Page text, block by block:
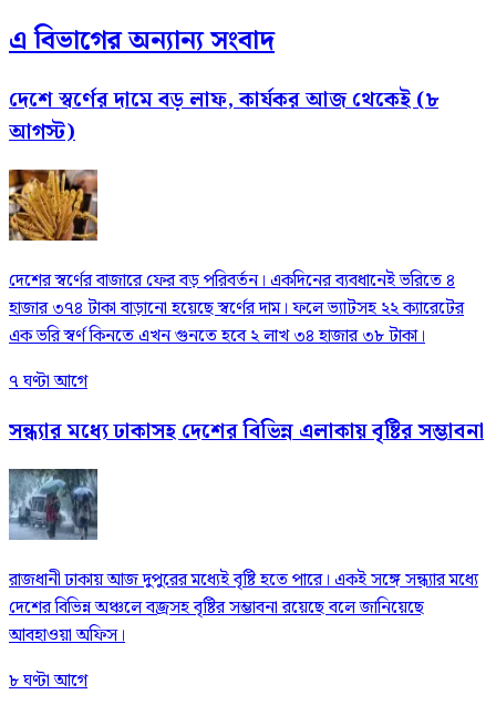
এ বিভাগের অন্যান্য সংবাদ
দেশে স্বর্ণের দামে বড় লাফ, কার্যকর আজ থেকেই (৮
আগস্ট)
দেশের স্বর্ণের বাজারে ফের বড় পরিবর্তন। একদিনের ব্যবধানেই ভরিতে ৪
হাজার ৩৭৪ টাকা বাড়ানো হয়েছে স্বর্ণের দাম। ফলে ভ্যাটসহ ২২ ক্যারেটের
এক ভরি স্বর্ণ কিনতে এখন গুনতে হবে ২ লাখ ৩৪ হাজার ৩৮ টাকা।
৭ ঘণ্টা আগে
সন্ধ্যার মধ্যে ঢাকাসহ দেশের বিভিন্ন এলাকায় বৃষ্টির সম্ভাবনা
রাজধানী ঢাকায় আজ দুপুরের মধ্যেই বৃষ্টি হতে পারে। একই সঙ্গে সন্ধ্যার মধ্যে
দেশের বিভিন্ন অঞ্চলে বজ্রসহ বৃষ্টির সম্ভাবনা রয়েছে বলে জানিয়েছে
আবহাওয়া অফিস।
৮ ঘণ্টা আগে